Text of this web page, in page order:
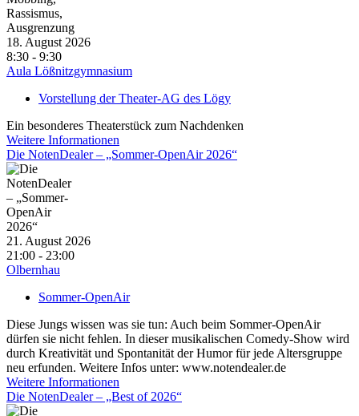
18. August 2026
8:30 - 9:30
Aula Lößnitzgymnasium
Vorstellung der Theater-AG des Lögy
Ein besonderes Theaterstück zum Nachdenken
Weitere Informationen
Die NotenDealer – „Sommer-OpenAir 2026“
21. August 2026
21:00 - 23:00
Olbernhau
Sommer-OpenAir
Diese Jungs wissen was sie tun: Auch beim Sommer-OpenAir
dürfen sie nicht fehlen. In dieser musikalischen Comedy-Show wird
durch Kreativität und Spontanität der Humor für jede Altersgruppe
neu erfunden. Weitere Infos unter: www.notendealer.de
Weitere Informationen
Die NotenDealer – „Best of 2026“